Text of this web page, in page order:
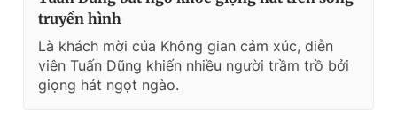
truyền hình
Là khách mời của Không gian cảm xúc, diễn
viên Tuấn Dũng khiến nhiều người trầm trồ bởi
giọng hát ngọt ngào.